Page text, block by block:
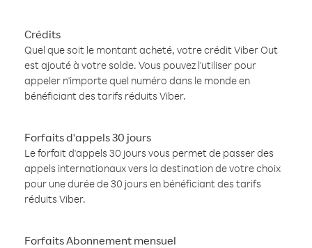
Crédits
Quel que soit le montant acheté, votre crédit Viber Out
est ajouté à votre solde. Vous pouvez l'utiliser pour
appeler n'importe quel numéro dans le monde en
bénéficiant des tarifs réduits Viber.
Forfaits d'appels 30 jours
Le forfait d'appels 30 jours vous permet de passer des
appels internationaux vers la destination de votre choix
pour une durée de 30 jours en bénéficiant des tarifs
réduits Viber.
Forfaits Abonnement mensuel